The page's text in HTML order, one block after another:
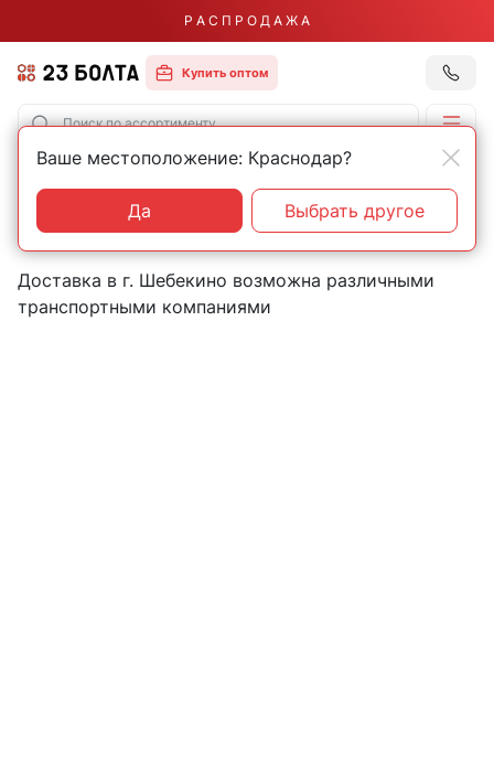
Р А С П Р О Д А Ж А
Купить оптом
Главная Контакты Шебекино
Пункты выдачи товаров в
городе Шебекино
Доставка в г. Шебекино возможна различными
транспортными компаниями
Ваше местоположение: Краснодар?
Да Выбрать другое